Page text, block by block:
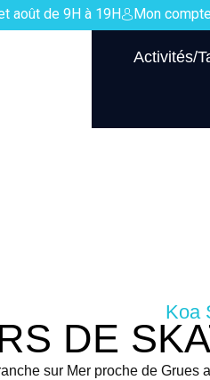
août de 9H à 19H Mon compte
Activités/
Koa
DE
sur Mer proche de